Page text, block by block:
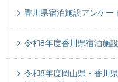
香川県宿泊施設アンケー
令和8年度香川県宿泊施
令和8年度岡山県・香川